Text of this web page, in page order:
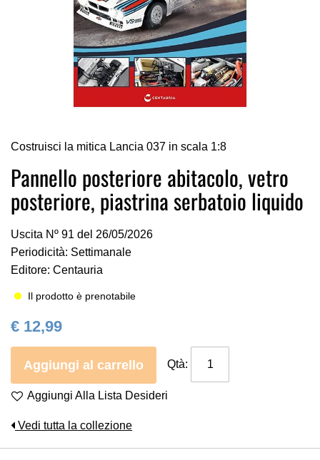
all'inizio
della
galleria
di
immagini
Costruisci la mitica Lancia 037 in scala 1:8
Pannello posteriore abitacolo, vetro
posteriore, piastrina serbatoio liquido
Uscita Nº 91 del 26/05/2026
Periodicità: Settimanale
Editore: Centauria
Il prodotto è prenotabile
€ 12,99
Aggiungi al carrello Qtà:
Aggiungi Alla Lista Desideri
Vedi tutta la collezione